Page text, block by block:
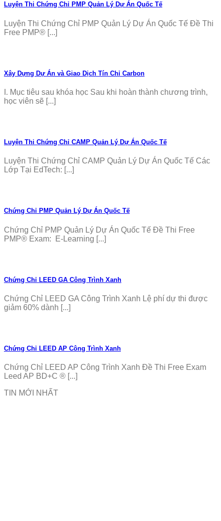
Luyện Thi Chứng Chỉ PMP Quản Lý Dự Án Quốc Tế
Luyện Thi Chứng Chỉ PMP Quản Lý Dự Án Quốc Tế Đề Thi
Free PMP® [...]
Xây Dựng Dự Án và Giao Dịch Tín Chỉ Carbon
I. Mục tiêu sau khóa học Sau khi hoàn thành chương trình,
học viên sẽ [...]
Luyện Thi Chứng Chỉ CAMP Quản Lý Dự Án Quốc Tế
Luyện Thi Chứng Chỉ CAMP Quản Lý Dự Án Quốc Tế Các
Lớp Tại EdTech: [...]
Chứng Chỉ PMP Quản Lý Dự Án Quốc Tế
Chứng Chỉ PMP Quản Lý Dự Án Quốc Tế Đề Thi Free
PMP® Exam: E-Learning [...]
Chứng Chỉ LEED GA Công Trình Xanh
Chứng Chỉ LEED GA Công Trình Xanh Lệ phí dự thi được
giảm 60% dành [...]
Chứng Chỉ LEED AP Công Trình Xanh
Chứng Chỉ LEED AP Công Trình Xanh Đề Thi Free Exam
Leed AP BD+C ® [...]
TIN MỚI NHẤT